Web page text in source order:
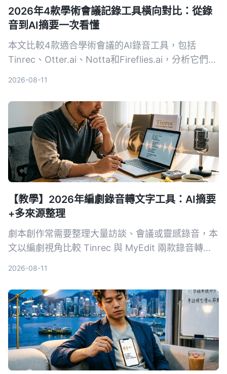
2026年4款學術會議記錄工具橫向對比：從錄
音到AI摘要一次看懂
本文比較4款適合學術會議的AI錄音工具，包括
Tinrec、Otter.ai、Notta和Fireflies.ai，分析它們在
2026-08-11
【教學】2026年編劇錄音轉文字工具：AI摘要
+多來源整理
劇本創作常需要整理大量訪談、會議或靈感錄音，本
文以編劇視角比較 Tinrec 與 MyEdit 兩款錄音轉文
素材。
2026-08-11